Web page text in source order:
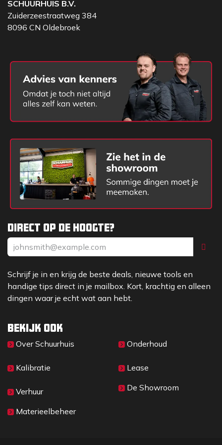
verzekerd bent van een betrouwbare en langdurige
energiebron.
Direct op de hoogte?
Schrijf je in en krijg de beste deals, nieuwe tools en
handige tips direct in je mailbox. Kort, krachtig en alleen
dingen waar je echt wat aan hebt.
Bekijk ook
Over Sc​huurhuis
Kalibratie
Verhuur
Materieelbeheer
Onderhoud
Lease
De Showroom
SCHUURHUIS B.V.
Zuiderzeestraatweg 384
8096 CN Oldebroek